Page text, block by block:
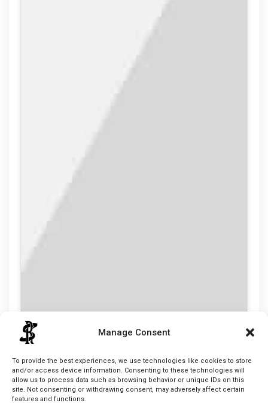
Manage Consent
To provide the best experiences, we use technologies like cookies to store
and/or access device information. Consenting to these technologies will
allow us to process data such as browsing behavior or unique IDs on this
site. Not consenting or withdrawing consent, may adversely affect certain
features and functions.